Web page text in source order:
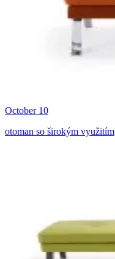
October 10
otoman so širokým využitím